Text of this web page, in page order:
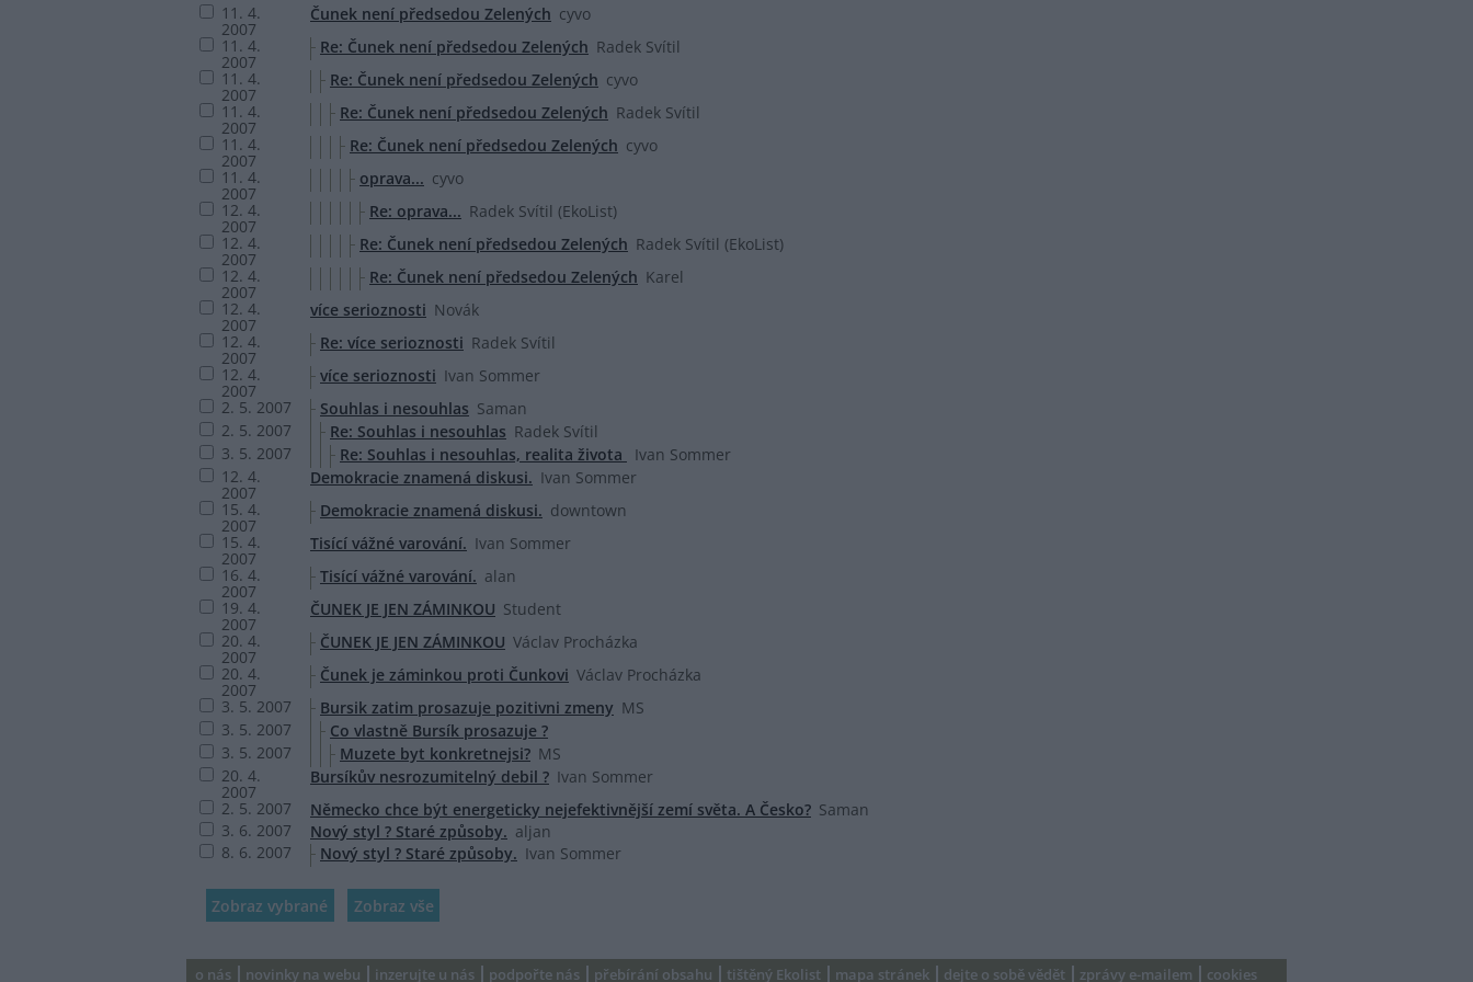
11. 4.
2007
Čunek není předsedou Zelených cyvo
11. 4.
2007
Re: Čunek není předsedou Zelených Radek Svítil
11. 4.
2007
Re: Čunek není předsedou Zelených cyvo
11. 4.
2007
Re: Čunek není předsedou Zelených Radek Svítil
11. 4.
2007
Re: Čunek není předsedou Zelených cyvo
11. 4.
2007
oprava... cyvo
12. 4.
2007
Re: oprava... Radek Svítil (EkoList)
12. 4.
2007
Re: Čunek není předsedou Zelených Radek Svítil (EkoList)
12. 4.
2007
Re: Čunek není předsedou Zelených Karel
12. 4.
2007
více serioznosti Novák
12. 4.
2007
Re: více serioznosti Radek Svítil
12. 4.
2007
více serioznosti Ivan Sommer
2. 5. 2007
Souhlas i nesouhlas Saman
2. 5. 2007
Re: Souhlas i nesouhlas Radek Svítil
3. 5. 2007
Re: Souhlas i nesouhlas, realita života
Ivan Sommer
12. 4.
2007
Demokracie znamená diskusi. Ivan Sommer
15. 4.
2007
Demokracie znamená diskusi. downtown
15. 4.
2007
Tisící vážné varování. Ivan Sommer
16. 4.
2007
Tisící vážné varování. alan
19. 4.
2007
ČUNEK JE JEN ZÁMINKOU Student
20. 4.
2007
ČUNEK JE JEN ZÁMINKOU Václav Procházka
20. 4.
2007
Čunek je záminkou proti Čunkovi Václav Procházka
3. 5. 2007
Bursik zatim prosazuje pozitivni zmeny MS
3. 5. 2007
Co vlastně Bursík prosazuje ?
3. 5. 2007
Muzete byt konkretnejsi? MS
20. 4.
2007
Bursíkův nesrozumitelný debil ? Ivan Sommer
2. 5. 2007
Německo chce být energeticky nejefektivnější zemí světa. A Česko? Saman
3. 6. 2007
Nový styl ? Staré způsoby. aljan
8. 6. 2007
Nový styl ? Staré způsoby. Ivan Sommer
o nás novinky na webu inzerujte u nás podpořte nás přebírání obsahu tištěný Ekolist mapa stránek dejte o sobě vědět zprávy e-mailem cookies